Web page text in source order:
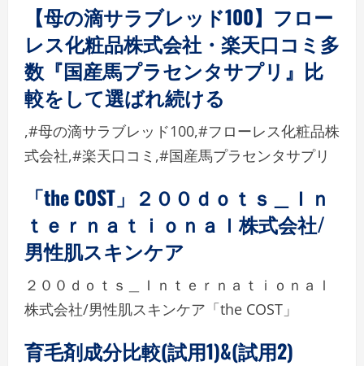
【母の滴サラブレッド100】フロー
レス化粧品株式会社・楽天口コミ多
数『国産馬プラセンタサプリ』比
較をして選ばれ続ける
,#母の滴サラブレッド100,#フローレス化粧品株
式会社,#楽天口コミ,#国産馬プラセンタサプリ
「the COST」２００ｄｏｔｓ＿Ｉｎ
ｔｅｒｎａｔｉｏｎａｌ株式会社/
男性肌スキンケア
２００ｄｏｔｓ＿Ｉｎｔｅｒｎａｔｉｏｎａｌ
株式会社/男性肌スキンケア「the COST」
育毛剤成分比較(試用1)&(試用2)